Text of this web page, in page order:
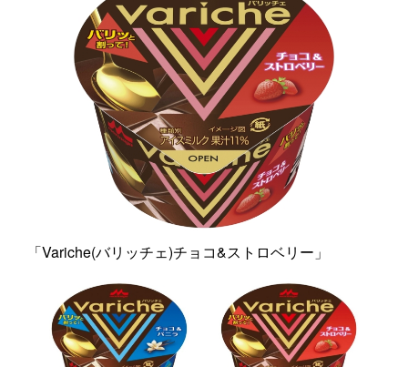
「Variche(バリッチェ)チョコ&ストロベリー」